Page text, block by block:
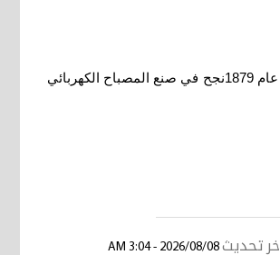
واصل المحاولة حتى ولو الف مرة بالسعي ستجد الفرصة الملائمة لك فأعرف جيداً ان اديسون اكتشف الكهرباء بعد 10000 محاولة فاشلة انذاك في 31 ديسمبر من عام 1879نجح في صنع المصباح الكهربائي
آخر تحديث 2026/08/08 - 3:04 AM